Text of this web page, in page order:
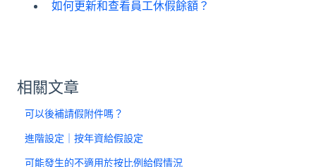
如何更新和查看員工休假餘額？
相關文章
可以後補請假附件嗎？
進階設定｜按年資給假設定
可能發生的不適用於按比例給假情況